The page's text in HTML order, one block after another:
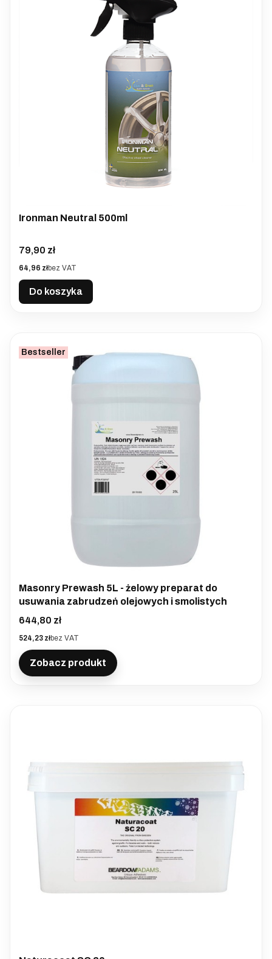
Ironman Neutral 500ml
Cena
79,90 zł
Cena
64,96 złbez VAT
Do koszyka
Bestseller
Masonry Prewash 5L - żelowy preparat do
usuwania zabrudzeń olejowych i smolistych
Cena
644,80 zł
Cena
524,23 złbez VAT
Zobacz produkt